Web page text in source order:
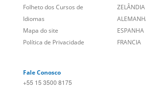
Idiomas
Mapa do site
Política de Privacidade
ALEMANHA
ESPANHA
FRANCIA
+55 15 3500 8175